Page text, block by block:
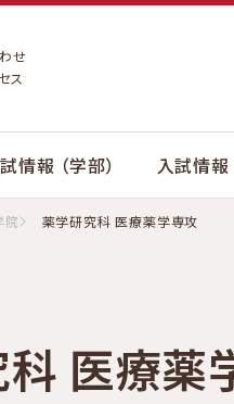
せ
ス
情報 （学部） 入試情報
医療薬
院 薬学研究科 医療薬学専攻